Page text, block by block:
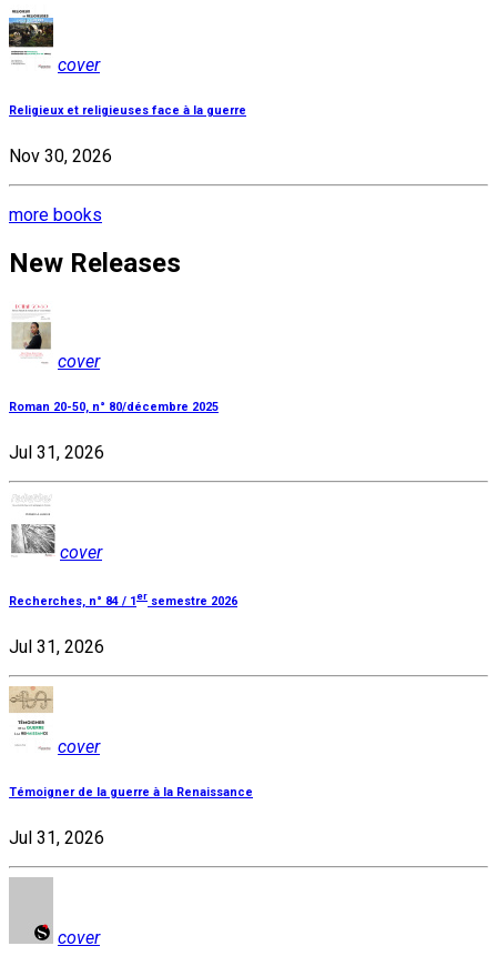
cover
Religieux et religieuses face à la guerre
Nov 30, 2026
more books
New Releases
cover
Roman 20-50, n° 80/décembre 2025
Jul 31, 2026
cover
Recherches, n° 84 / 1er semestre 2026
Jul 31, 2026
cover
Témoigner de la guerre à la Renaissance
Jul 31, 2026
cover